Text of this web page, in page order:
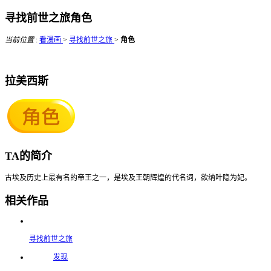
寻找前世之旅角色
当前位置: 看漫画 > 寻找前世之旅 > 角色
拉美西斯
TA的简介
古埃及历史上最有名的帝王之一，是埃及王朝辉煌的代名词，欲纳叶隐为妃。
相关作品
寻找前世之旅
发现